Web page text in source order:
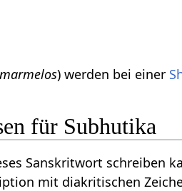
) werden bei einer
für Subhutika
Sanskritwort schreiben
mit diakritischen